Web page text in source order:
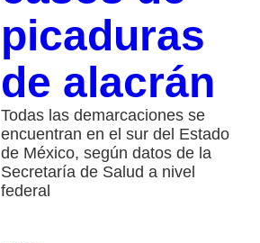
picaduras
de alacrán
Todas las demarcaciones se
encuentran en el sur del Estado
de México, según datos de la
Secretaría de Salud a nivel
federal